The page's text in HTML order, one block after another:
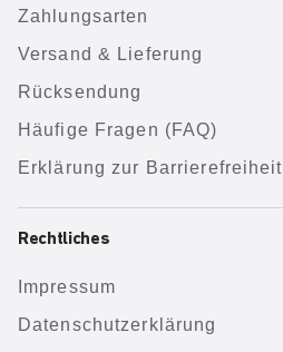
Zahlungsarten
Versand & Lieferung
Rücksendung
Häufige Fragen (FAQ)
Erklärung zur Barrierefreiheit
Rechtliches
Impressum
Datenschutzerklärung